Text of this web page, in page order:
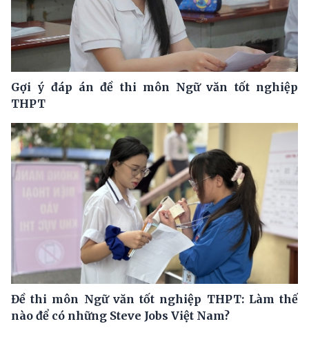
Gợi ý đáp án đề thi môn Ngữ văn tốt nghiệp
THPT
Đề thi môn Ngữ văn tốt nghiệp THPT: Làm thế
nào để có những Steve Jobs Việt Nam?